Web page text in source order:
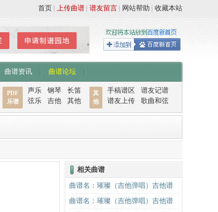
收藏本站
网站帮助
谱友留言
上传曲谱
首页
曲谱资讯 曲谱论坛
PDF
乐谱
声乐 钢琴
长笛
弦乐
吉他 其他
其
他
手稿谱区
谱友记谱
谱友上传
歌曲和弦
相关曲谱
曲谱名：璀璨（吉他弹唱）吉他谱
曲谱名：璀璨（吉他弹唱）吉他谱